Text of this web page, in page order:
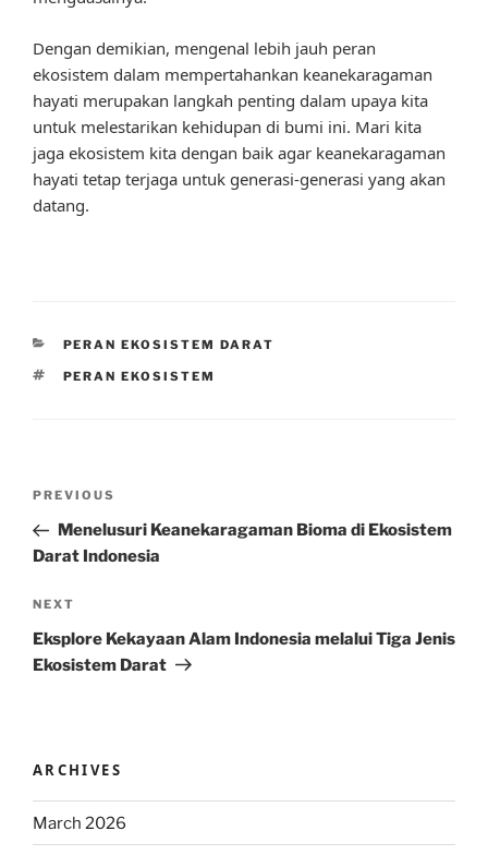
Dengan demikian, mengenal lebih jauh peran
ekosistem dalam mempertahankan keanekaragaman
hayati merupakan langkah penting dalam upaya kita
untuk melestarikan kehidupan di bumi ini. Mari kita
jaga ekosistem kita dengan baik agar keanekaragaman
hayati tetap terjaga untuk generasi-generasi yang akan
datang.
CATEGORIES
PERAN EKOSISTEM DARAT
TAGS
PERAN EKOSISTEM
Previous
Post
PREVIOUS
Menelusuri Keanekaragaman Bioma di Ekosistem
Darat Indonesia
Next
Post
NEXT
Eksplore Kekayaan Alam Indonesia melalui Tiga Jenis
Ekosistem Darat
ARCHIVES
March 2026